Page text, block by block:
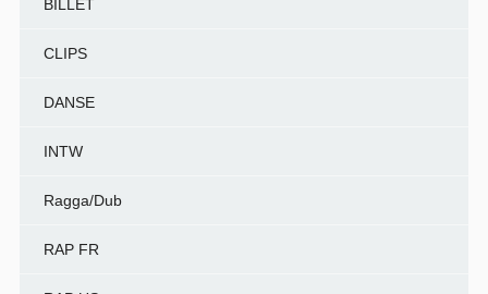
BILLET
CLIPS
DANSE
INTW
Ragga/Dub
RAP FR